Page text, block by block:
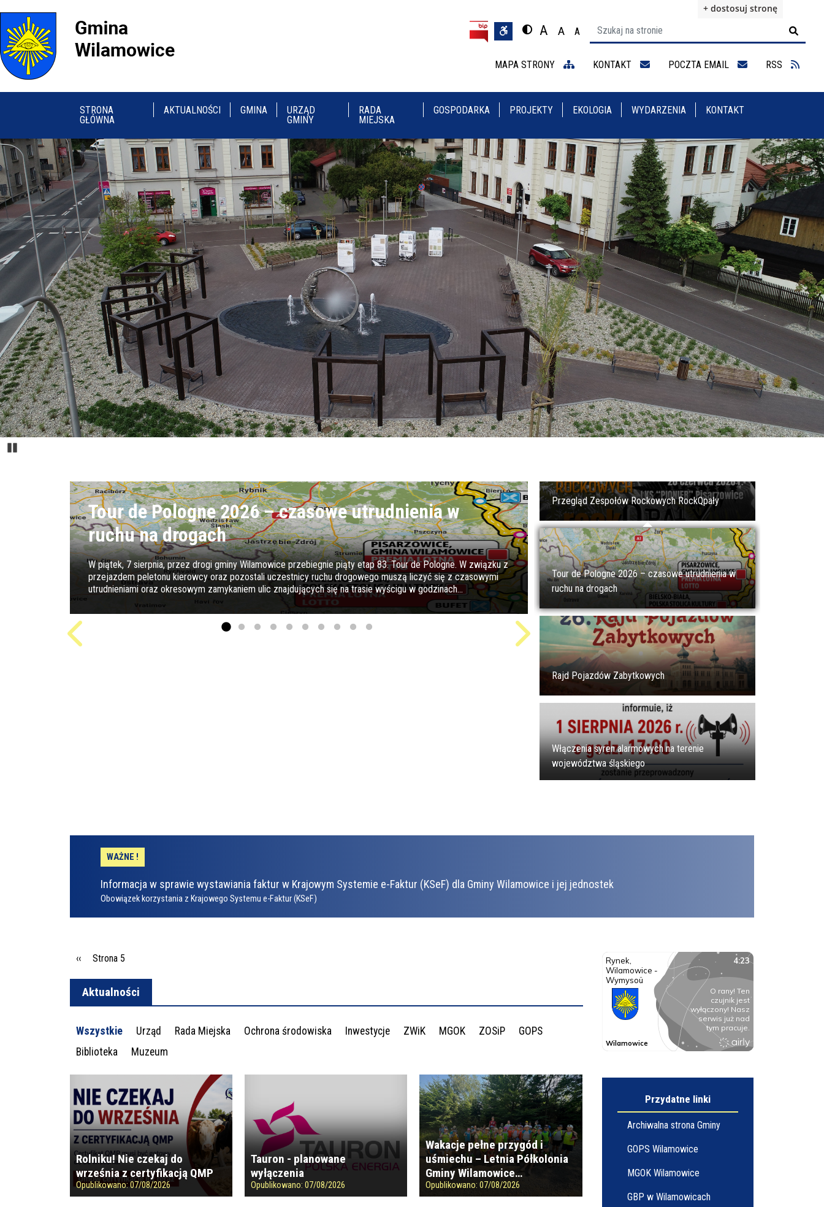
+ dostosuj stronę
Przełącz na motyw wysokiej widoczności
A
A
Ustaw rozmiar czcionki na 125%
A
Ustaw rozmiar czcionki na 100%

MAPA STRONY KONTAKT POCZTA EMAIL RSS
STRONA
GŁÓWNA
AKTUALNOŚCI GMINA
URZĄD
GMINY
RADA
MIEJSKA
GOSPODARKA PROJEKTY EKOLOGIA WYDARZENIA KONTAKT
Gminny Rajd Rowerowy
Wielki sukces młodych piłkarzy LKS Pasjonat
Dankowice!
Przegląd Zespołów Rockowych RockQpały
Tour de Pologne 2026 – czasowe utrudnienia w
ruchu na drogach
Rajd Pojazdów Zabytkowych
Włączenia syren alarmowych na terenie
województwa śląskiego
Ogólnopolski Projekt Edukacyjny „eFajfy”
INFORMACJA O ĆWICZENIACH "ALARM 2026"
Gminny Rajd Rowerowy
Tour de Pologne 2026 – czasowe utrudnienia w
ruchu na drogach
W piątek, 7 sierpnia, przez drogi gminy Wilamowice przebiegnie piąty etap 83. Tour de Pologne. W związku z
przejazdem peletonu kierowcy oraz pozostali uczestnicy ruchu drogowego muszą liczyć się z czasowymi
utrudnieniami oraz okresowym zamykaniem ulic znajdujących się na trasie wyścigu w godzinach...
Rajd Pojazdów Zabytkowych
Rajd Pojazdów Zabytkowych
WAŻNE !
Informacja w sprawie wystawiania faktur w Krajowym Systemie e-Faktur (KSeF) dla Gminy Wilamowice i jej jednostek
Obowiązek korzystania z Krajowego Systemu e-Faktur (KSeF)
Stronicowanie
Poprzednia strona
‹‹ Strona 5
Aktualności
Wszystkie Urząd Rada Miejska Ochrona środowiska Inwestycje ZWiK MGOK ZOSiP
GOPS
Biblioteka
Muzeum
Rolniku! Nie czekaj do
września z certyfikacją QMP
Opublikowano:07/08/2026
Tauron - planowane
wyłączenia
Opublikowano:07/08/2026
Wakacje pełne przygód i
uśmiechu – Letnia Półkolonia
Gminy Wilamowice…
Opublikowano:07/08/2026
Przydatne linki
Archiwalna strona Gminy
GOPS Wilamowice
MGOK Wilamowice
GBP w Wilamowicach